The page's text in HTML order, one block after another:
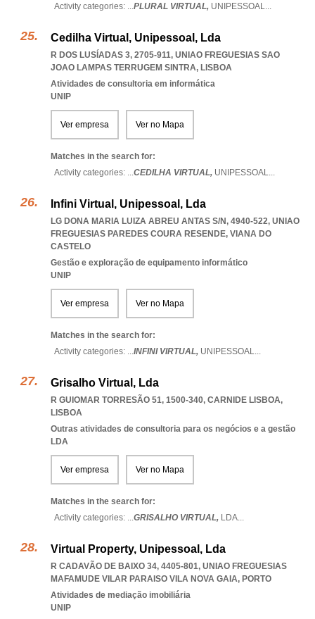
Activity categories: ...PLURAL VIRTUAL, UNIPESSOAL...
Cedilha Virtual, Unipessoal, Lda
R DOS LUSÍADAS 3, 2705-911, UNIAO FREGUESIAS SAO
JOAO LAMPAS TERRUGEM SINTRA, LISBOA
Atividades de consultoria em informática
UNIP
Ver empresa Ver no Mapa
Matches in the search for:
Activity categories: ...CEDILHA VIRTUAL, UNIPESSOAL...
Infini Virtual, Unipessoal, Lda
LG DONA MARIA LUIZA ABREU ANTAS S/N, 4940-522, UNIAO
FREGUESIAS PAREDES COURA RESENDE, VIANA DO
CASTELO
Gestão e exploração de equipamento informático
UNIP
Ver empresa Ver no Mapa
Matches in the search for:
Activity categories: ...INFINI VIRTUAL, UNIPESSOAL...
Grisalho Virtual, Lda
R GUIOMAR TORRESÃO 51, 1500-340, CARNIDE LISBOA,
LISBOA
Outras atividades de consultoria para os negócios e a gestão
LDA
Ver empresa Ver no Mapa
Matches in the search for:
Activity categories: ...GRISALHO VIRTUAL, LDA...
Virtual Property, Unipessoal, Lda
R CADAVÃO DE BAIXO 34, 4405-801, UNIAO FREGUESIAS
MAFAMUDE VILAR PARAISO VILA NOVA GAIA, PORTO
Atividades de mediação imobiliária
UNIP